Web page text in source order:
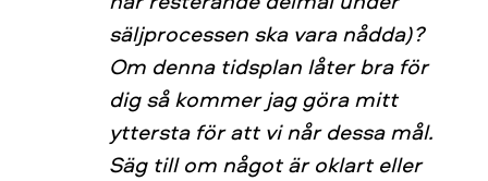
säljprocessen ska vara nådda)?
Om denna tidsplan låter bra för
dig så kommer jag göra mitt
yttersta för att vi når dessa mål.
Säg till om något är oklart eller